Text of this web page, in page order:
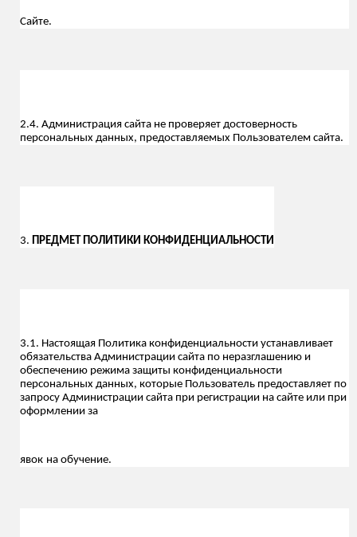
Сайте.
2.4. Администрация сайта не проверяет достоверность
персональных данных, предоставляемых Пользователем сайта.
3. ПРЕДМЕТ ПОЛИТИКИ КОНФИДЕНЦИАЛЬНОСТИ
3.1. Настоящая Политика конфиденциальности устанавливает
обязательства Администрации сайта по неразглашению и
обеспечению режима защиты конфиденциальности
персональных данных, которые Пользователь предоставляет по
запросу Администрации сайта при регистрации на сайте или при
оформлении за
явок на обучение.